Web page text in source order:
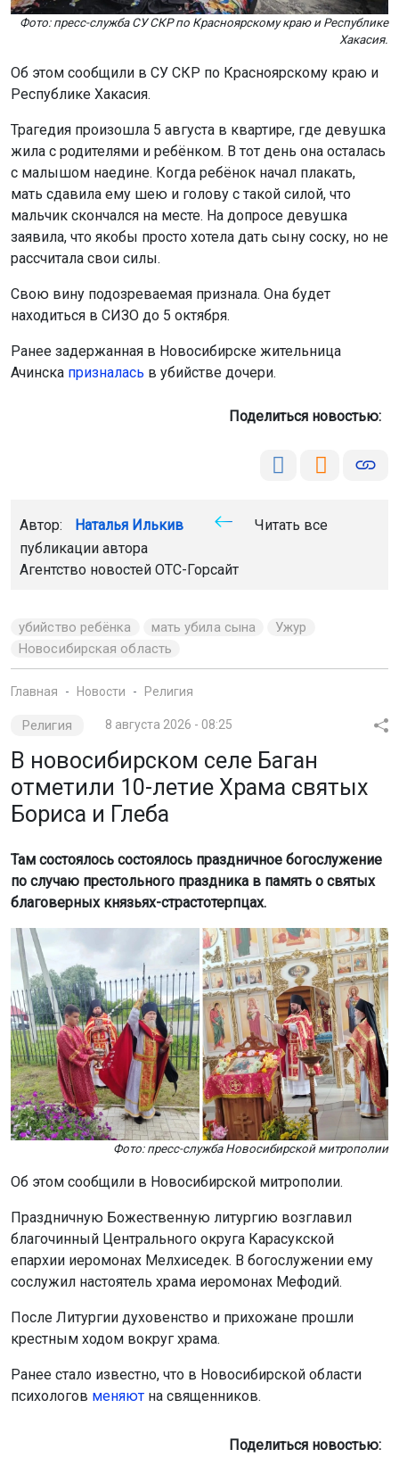
Фото: пресс-служба СУ СКР по Красноярскому краю и Республике
Хакасия.
Об этом сообщили в СУ СКР по Красноярскому краю и
Республике Хакасия.
Трагедия произошла 5 августа в квартире, где девушка
жила с родителями и ребёнком. В тот день она осталась
с малышом наедине. Когда ребёнок начал плакать,
мать сдавила ему шею и голову с такой силой, что
мальчик скончался на месте. На допросе девушка
заявила, что якобы просто хотела дать сыну соску, но не
рассчитала свои силы.
Свою вину подозреваемая признала. Она будет
находиться в СИЗО до 5 октября.
Ранее задержанная в Новосибирске жительница
Ачинска призналась в убийстве дочери.
Поделиться новостью:
Автор: Наталья Илькив
Читать все
публикации автора
Агентство новостей ОТС-Горсайт
убийство ребёнка мать убила сына
Ужур
Новосибирская область
Главная Новости Религия
Религия 8 августа 2026 - 08:25
В новосибирском селе Баган
отметили 10-летие Храма святых
Бориса и Глеба
Там состоялось состоялось праздничное богослужение
по случаю престольного праздника в память о святых
благоверных князьях-страстотерпцах.
Фото: пресс-служба Новосибирской митрополии
Об этом сообщили в Новосибирской митрополии.
Праздничную Божественную литургию возглавил
благочинный Центрального округа Карасукской
епархии иеромонах Мелхиседек. В богослужении ему
сослужил настоятель храма иеромонах Мефодий.
После Литургии духовенство и прихожане прошли
крестным ходом вокруг храма.
Ранее стало известно, что в Новосибирской области
психологов меняют на священников.
Поделиться новостью: